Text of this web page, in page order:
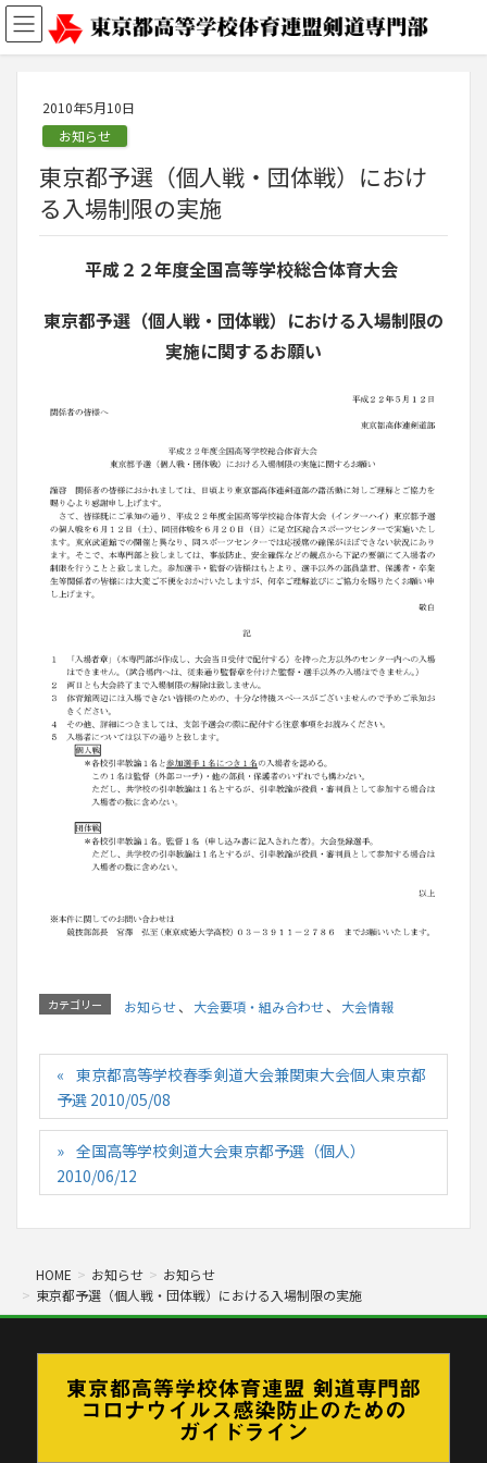
2010年5月10日
お知らせ
東京都予選（個人戦・団体戦）におけ
る入場制限の実施
平成２２年度全国高等学校総合体育大会
東京都予選（個人戦・団体戦）における入場制限の
実施に関するお願い
カテゴリー お知らせ、 大会要項・組み合わせ、 大会情報
東京都高等学校春季剣道大会兼関東大会個人東京都
予選 2010/05/08
全国高等学校剣道大会東京都予選（個人）
2010/06/12
HOME お知らせ
お知らせ
東京都予選（個人戦・団体戦）における入場制限の実施